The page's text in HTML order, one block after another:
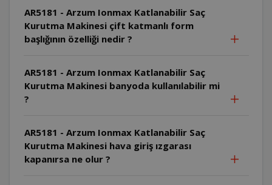
AR5181 - Arzum Ionmax Katlanabilir Saç
Kurutma Makinesi çift katmanlı form
başlığının özelliği nedir ?
AR5181 - Arzum Ionmax Katlanabilir Saç
Kurutma Makinesi banyoda kullanılabilir mi
?
AR5181 - Arzum Ionmax Katlanabilir Saç
Kurutma Makinesi hava giriş ızgarası
kapanırsa ne olur ?